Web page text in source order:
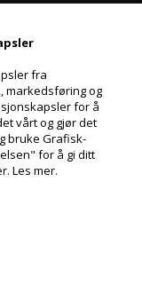
fra
markedsføring og
for å
vårt og gjør det
bruke Grafisk-
for å gi ditt
Les mer.